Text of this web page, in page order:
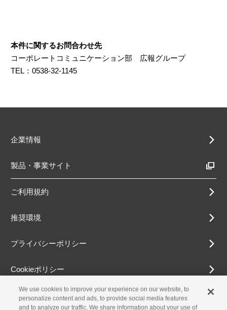
本件に関するお問合わせ先
コーポレートコミュニケーション部 広報グループ
TEL：0538-32-1145
企業情報
製品・事業サイト
ご利用規約
推奨環境
プライバシーポリシー
Cookieポリシー
アクセシビリティ方針
We use cookies to improve your experience on our website, to
personalize content and ads, to provide social media features
and to analyze our traffic. We share information about your use of